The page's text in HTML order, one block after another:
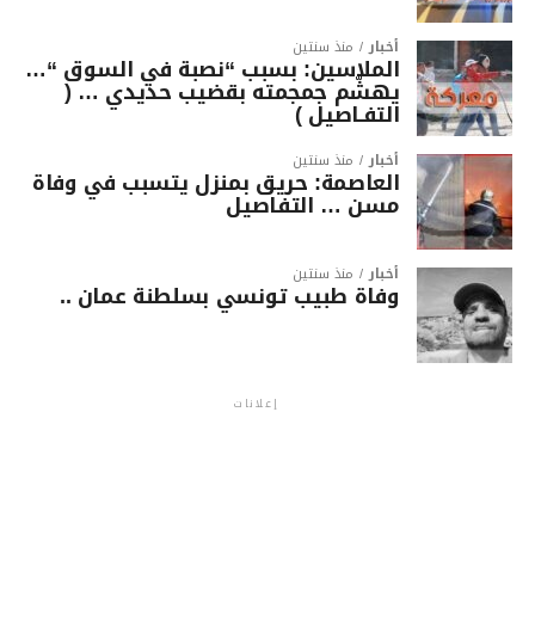
أخبار منذ سنتين
الملاسين: بسبب “نصبة في السوق “…
يهشّم جمجمته بقضيب حديدي … (
التفـاصيل )
أخبار منذ سنتين
العاصمة: حريق بمنزل يتسبب في وفاة
مسن … التفاصيل
أخبار منذ سنتين
وفاة طبيب تونسي بسلطنة عمان ..
إعلانات